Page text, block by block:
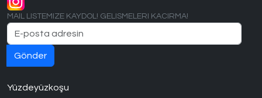
MAIL LISTEMIZE KAYDOL! GELISMELERI KACIRMA!
Yüzdeyüzkoşu